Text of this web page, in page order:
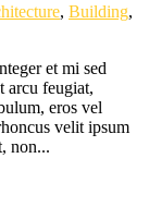
, Building,
et mi sed
arcu feugiat,
eros vel
velit ipsum
non...